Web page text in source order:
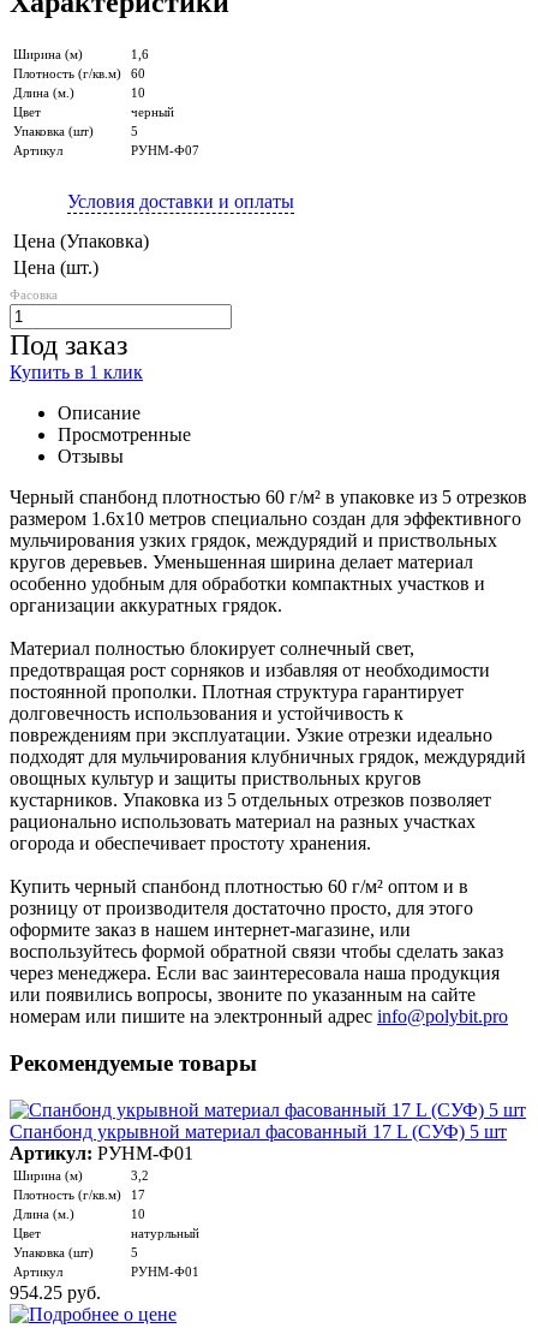
Ширина (м)
1,6
Плотность (г/кв.м)
60
Длина (м.)
10
Цвет
черный
Упаковка (шт)
5
Артикул
РУНМ-Ф07
Условия доставки и оплаты
Цена (Упаковка)
Цена (шт.)
Фасовка
Под заказ
Купить в 1 клик
Описание
Просмотренные
Отзывы
Черный спанбонд плотностью 60 г/м² в упаковке из 5 отрезков
размером 1.6х10 метров специально создан для эффективного
мульчирования узких грядок, междурядий и приствольных
кругов деревьев. Уменьшенная ширина делает материал
особенно удобным для обработки компактных участков и
организации аккуратных грядок.
Материал полностью блокирует солнечный свет,
предотвращая рост сорняков и избавляя от необходимости
постоянной прополки. Плотная структура гарантирует
долговечность использования и устойчивость к
повреждениям при эксплуатации. Узкие отрезки идеально
подходят для мульчирования клубничных грядок, междурядий
овощных культур и защиты приствольных кругов
кустарников. Упаковка из 5 отдельных отрезков позволяет
рационально использовать материал на разных участках
огорода и обеспечивает простоту хранения.
Купить черный спанбонд плотностью 60 г/м² оптом и в
розницу от производителя достаточно просто, для этого
оформите заказ в нашем интернет-магазине, или
воспользуйтесь формой обратной связи чтобы сделать заказ
через менеджера. Если вас заинтересовала наша продукция
или появились вопросы, звоните по указанным на сайте
номерам или пишите на электронный адрес info@polybit.pro
Рекомендуемые товары
Спанбонд укрывной материал фасованный 17 L (СУФ) 5 шт
Артикул: РУНМ-Ф01
Ширина (м)
3,2
Плотность (г/кв.м)
17
Длина (м.)
10
Цвет
натурльный
Упаковка (шт)
5
Артикул
РУНМ-Ф01
954.25 руб.